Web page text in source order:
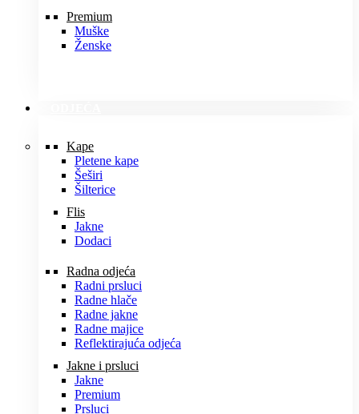
Premium
Muške
Ženske
Kape
Pletene kape
Šeširi
Šilterice
Flis
Jakne
Dodaci
Radna odjeća
Radni prsluci
Radne hlače
Radne jakne
Radne majice
Reflektirajuća odjeća
Jakne i prsluci
Jakne
Premium
Prsluci